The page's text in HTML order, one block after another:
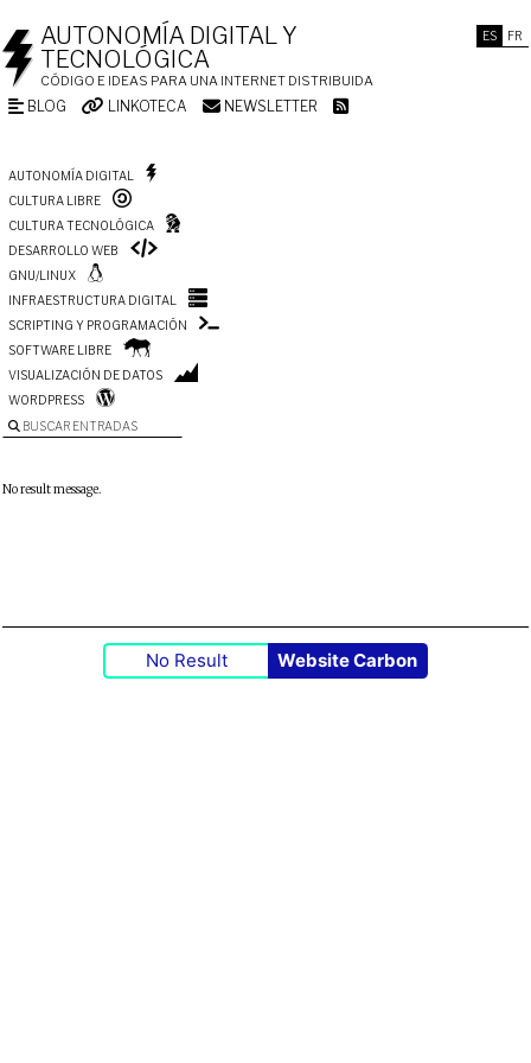
ES FR
AUTONOMÍA DIGITAL Y
TECNOLÓGICA
CÓDIGO E IDEAS PARA UNA INTERNET DISTRIBUIDA
BLOG LINKOTECA NEWSLETTER
AUTONOMÍA DIGITAL
CULTURA LIBRE
CULTURA TECNOLÓGICA
DESARROLLO WEB
GNU/LINUX
INFRAESTRUCTURA DIGITAL
SCRIPTING Y PROGRAMACIÓN
SOFTWARE LIBRE
VISUALIZACIÓN DE DATOS
WORDPRESS
BUSCAR ENTRADAS
No result message.
No Result Website Carbon